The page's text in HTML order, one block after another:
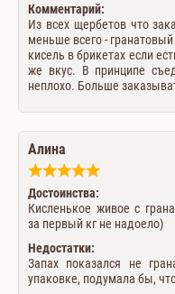
Комментарий:
Из всех щербетов что
меньше всего -
кисель в брикетах если
же вкус. В принципе
неплохо. Больше
Алина
Достоинства:
Кисленькое живое с
за первый кг не надоело)
Недостатки:
Запах показался не
упаковке, подумала бы,